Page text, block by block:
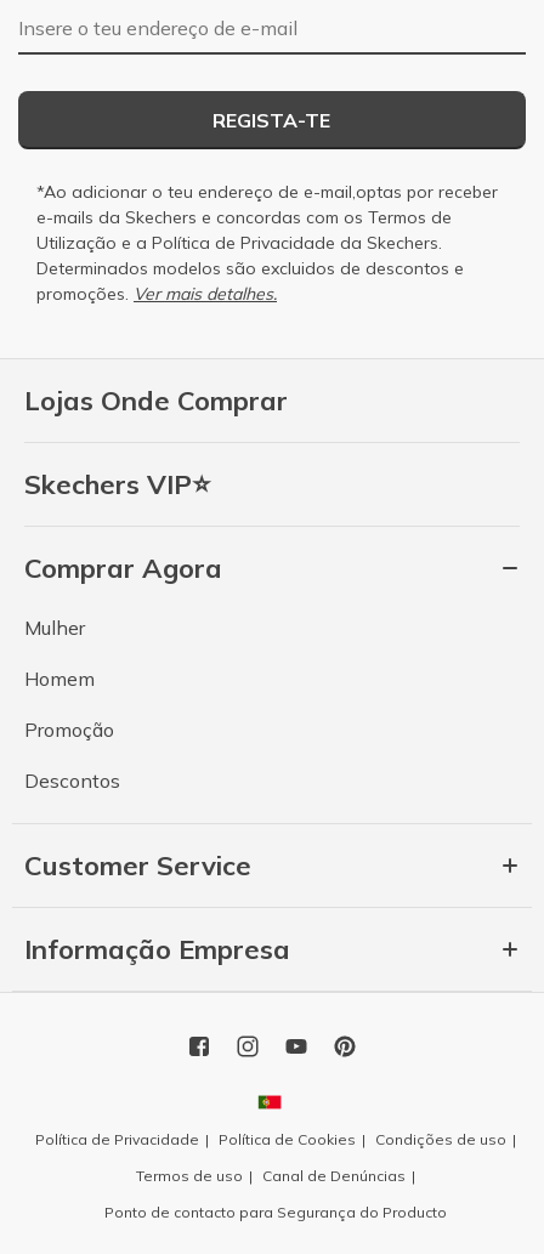
Lojas Onde Comprar
Skechers VIP⭐
Comprar Agora
Mulher
Homem
Promoção
Descontos
Customer Service
Informação Empresa
Endereço de e-mail
REGISTA-TE
*Ao adicionar o teu endereço de e-mail,optas por receber
e-mails da Skechers e concordas com os Termos de
Utilização e a Política de Privacidade da Skechers.
Determinados modelos são excluidos de descontos e
promoções. Ver mais detalhes.
Política de Privacidade Política de Cookies
Condições de uso
Termos de uso
Canal de Denúncias
Ponto de contacto para Segurança do Producto